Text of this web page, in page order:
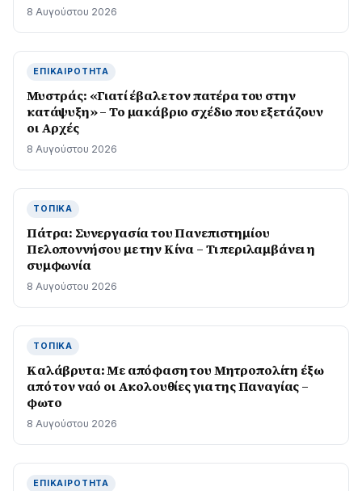
8 Αυγούστου 2026
ΕΠΙΚΑΙΡΌΤΗΤΑ
Μυστράς: «Γιατί έβαλε τον πατέρα του στην
κατάψυξη» – Το μακάβριο σχέδιο που εξετάζουν
οι Αρχές
8 Αυγούστου 2026
ΤΟΠΙΚΆ
Πάτρα: Συνεργασία του Πανεπιστημίου
Πελοποννήσου με την Κίνα – Τι περιλαμβάνει η
συμφωνία
8 Αυγούστου 2026
ΤΟΠΙΚΆ
Καλάβρυτα: Με απόφαση του Μητροπολίτη έξω
από τον ναό οι Ακολουθίες για της Παναγίας –
φωτο
8 Αυγούστου 2026
ΕΠΙΚΑΙΡΌΤΗΤΑ